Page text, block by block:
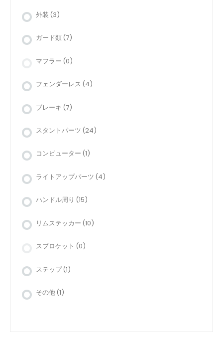
外装 (3)
ガード類 (7)
マフラー (0)
フェンダーレス (4)
ブレーキ (7)
スタントパーツ (24)
コンピューター (1)
ライトアップパーツ (4)
ハンドル周り (15)
リムステッカー (10)
スプロケット (0)
ステップ (1)
その他 (1)